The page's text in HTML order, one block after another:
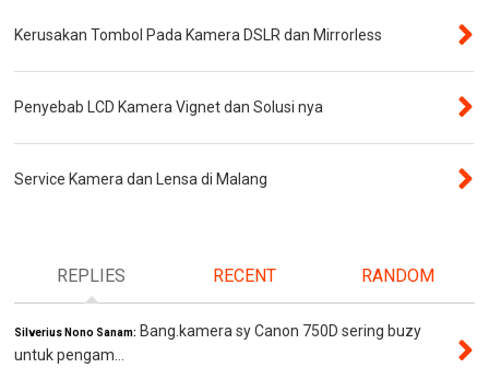
Kerusakan Tombol Pada Kamera DSLR dan Mirrorless
Penyebab LCD Kamera Vignet dan Solusi nya
Service Kamera dan Lensa di Malang
REPLIES RECENT RANDOM
Silverius Nono Sanam: Bang.kamera sy Canon 750D sering buzy
untuk pengam...